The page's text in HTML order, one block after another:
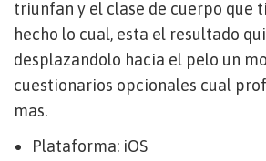
triunfan y el clase de cuerpo que
hecho lo cual, esta el resultado
desplazandolo hacia el pelo un
cuestionarios opcionales cual
mas.
Plataforma: iOS